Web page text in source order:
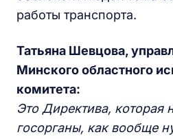
работы транспорта.
Татьяна Шевцова,
Минского областного
комитета:
Это Директива, которая
госорганы, как вообще